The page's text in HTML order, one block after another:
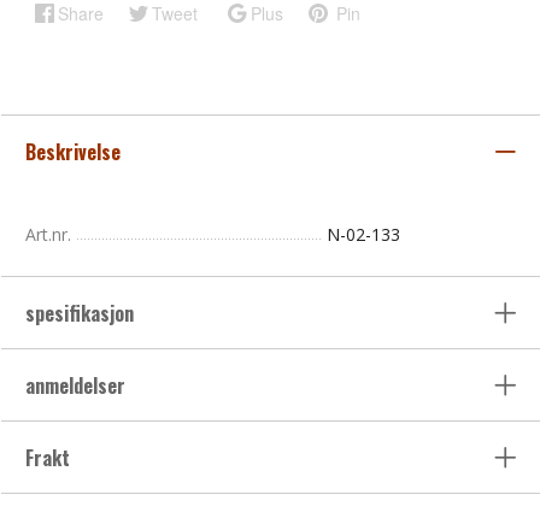
Share Tweet Plus Pin
Beskrivelse
Art.nr. N-02-133
spesifikasjon
anmeldelser
Frakt